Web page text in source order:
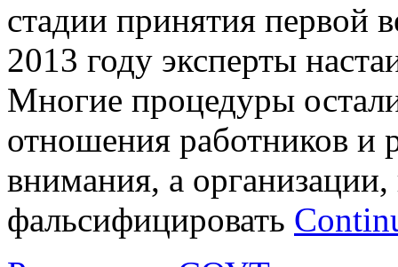
стадии принятия первой
2013 году эксперты
Многие процедуры
отношения работников и
внимания, а
фальсифицировать